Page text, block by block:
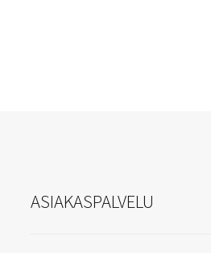
ASIAKASPALVELU